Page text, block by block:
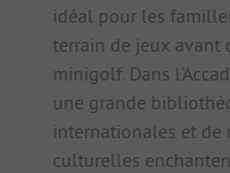
idéal pour les
terrain de jeux avant
minigolf. Dans
une grande
internationales et de
culturelles